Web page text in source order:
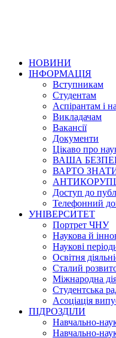
НОВИНИ
ІНФОРМАЦІЯ
Вступникам
Студентам
Аспірантам і
Викладачам
Вакансії
Документи
Цікаво про
ВАША
ВАРТО
Доступ до
Телефонний
УНІВЕРСИТЕТ
Портрет ЧНУ
Наукова й
Наукові
Освітня
Сталий
Міжнародна
Студентська
Асоціація
ПІДРОЗДІЛИ
Навчально-
Навчально-